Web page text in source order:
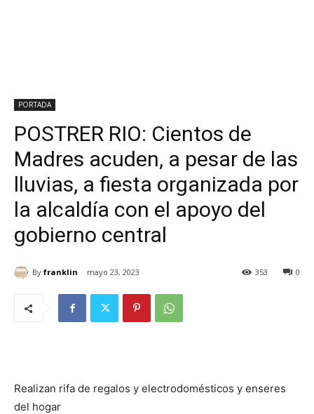
PORTADA
POSTRER RIO: Cientos de
Madres acuden, a pesar de las
lluvias, a fiesta organizada por
la alcaldía con el apoyo del
gobierno central
By franklin mayo 23, 2023 0
353
Realizan rifa de regalos y electrodomésticos y enseres
del hogar